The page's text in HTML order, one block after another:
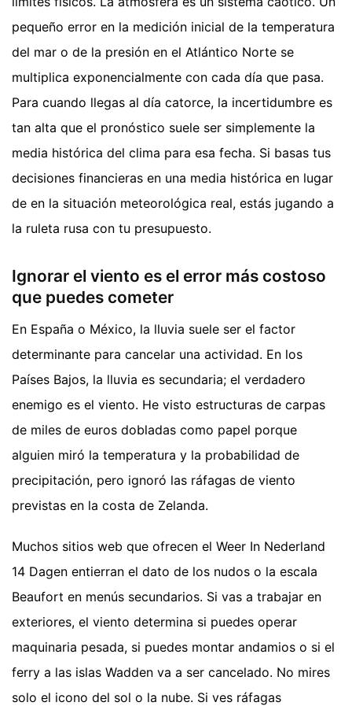
pequeño error en la medición inicial de la temperatura
del mar o de la presión en el Atlántico Norte se
multiplica exponencialmente con cada día que pasa.
Para cuando llegas al día catorce, la incertidumbre es
tan alta que el pronóstico suele ser simplemente la
media histórica del clima para esa fecha. Si basas tus
decisiones financieras en una media histórica en lugar
de en la situación meteorológica real, estás jugando a
la ruleta rusa con tu presupuesto.
Ignorar el viento es el error más costoso
que puedes cometer
En España o México, la lluvia suele ser el factor
determinante para cancelar una actividad. En los
Países Bajos, la lluvia es secundaria; el verdadero
enemigo es el viento. He visto estructuras de carpas
de miles de euros dobladas como papel porque
alguien miró la temperatura y la probabilidad de
precipitación, pero ignoró las ráfagas de viento
previstas en la costa de Zelanda.
Muchos sitios web que ofrecen el Weer In Nederland
14 Dagen entierran el dato de los nudos o la escala
Beaufort en menús secundarios. Si vas a trabajar en
exteriores, el viento determina si puedes operar
maquinaria pesada, si puedes montar andamios o si el
ferry a las islas Wadden va a ser cancelado. No mires
solo el icono del sol o la nube. Si ves ráfagas